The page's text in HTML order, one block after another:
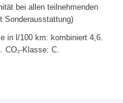
bei allen teilnehmenden
Sonderausstattung)
in l/100 km: kombiniert 4,6.
CO₂-Klasse: C.